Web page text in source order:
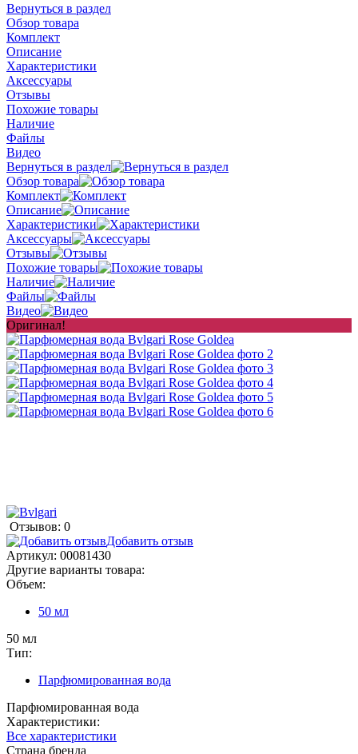
Вернуться в раздел
Обзор товара
Комплект
Описание
Характеристики
Аксессуары
Отзывы
Похожие товары
Наличие
Файлы
Видео
Вернуться в раздел
Обзор товара
Комплект
Описание
Характеристики
Аксессуары
Отзывы
Похожие товары
Наличие
Файлы
Видео
Оригинал!
Отзывов: 0
Добавить отзыв
Артикул: 00081430
Другие варианты товара:
Объем:
50 мл
50 мл
Тип:
Парфюмированная вода
Парфюмированная вода
Характеристики:
Все характеристики
Страна бренда